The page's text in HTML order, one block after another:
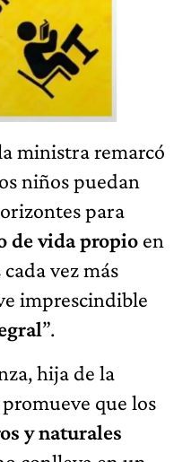
ministra remarcó
niños puedan
para
de vida propio en
vez más
imprescindible
”.
hija de la
que los
y naturales